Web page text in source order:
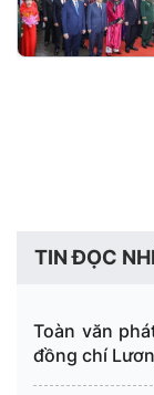
TIN ĐỌC
Toàn văn
đồng chí